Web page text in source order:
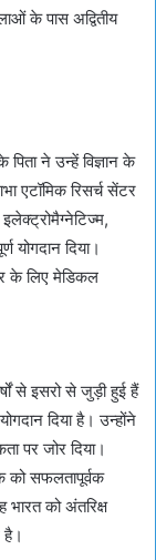
के पास अद्वितीय
ने उन्हें विज्ञान के
एटॉमिक रिसर्च सेंटर
योगदान दिया।
के लिए मेडिकल
से इसरो से जुड़ी हुई हैं
दिया है। उन्होंने
पर जोर दिया।
को सफलतापूर्वक
को अंतरिक्ष
है।